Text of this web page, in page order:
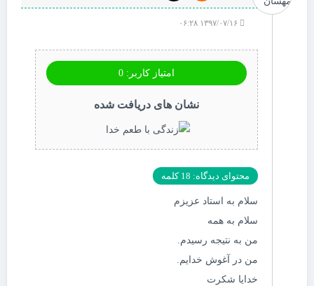
امتیاز کاربر: 0
نشان های دریافت شده
محتوای دیدگاه: 18 کلمه
سلام به استاد عزیزم
سلام به همه
من به نتیجه رسیدم.
من در آغوش خدایم.
خدایا شکرت